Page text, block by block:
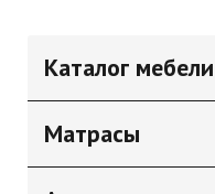
Каталог мебели
Матрасы